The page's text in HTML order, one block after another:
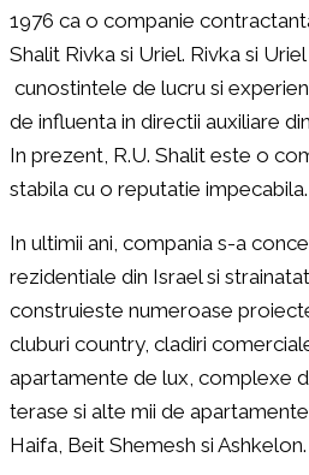
1976 ca o companie
Shalit Rivka si Uriel. Rivka si
cunostintele de lucru si
de influenta in directii auxiliare
In prezent, R.U. Shalit este o
stabila cu o reputatie impecabila.
In ultimii ani, compania s-a
rezidentiale din Israel si
construieste numeroase
cluburi country, cladiri
apartamente de lux, complexe
terase si alte mii de
Haifa, Beit Shemesh si Ashkelon.